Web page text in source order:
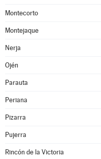
Montecorto
Montejaque
Nerja
Ojén
Parauta
Periana
Pizarra
Pujerra
Rincón de la Victoria